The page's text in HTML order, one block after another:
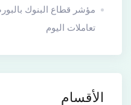
تعاملات اليوم
الأقسام